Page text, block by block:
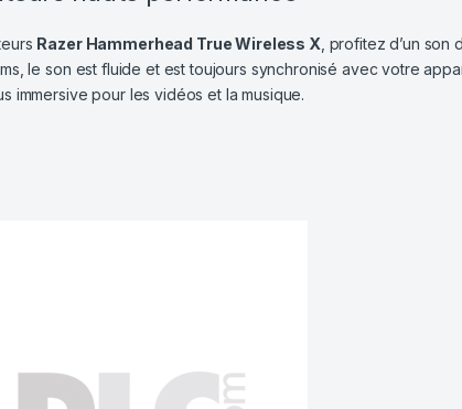
Razer Hammerhead True Wireless X , profitez d’un
le son est fluide et est toujours synchronisé avec votre
immersive pour les vidéos et la musique.